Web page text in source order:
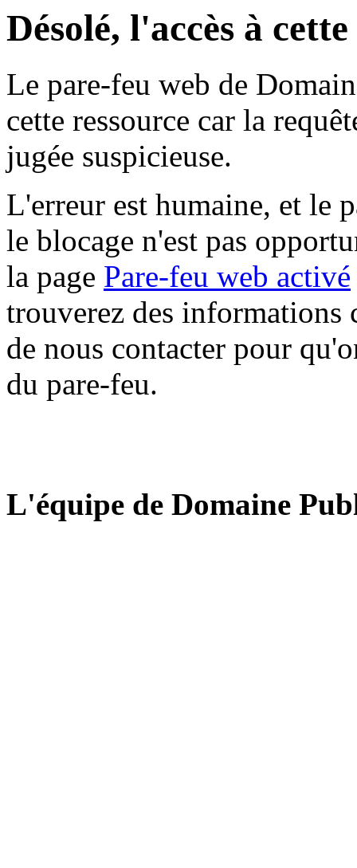
Désolé, l'accès à
Le pare-feu web de
cette ressource car la
jugée suspicieuse.
L'erreur est humaine, et le
le blocage n'est pas
la page Pare-feu web activé
trouverez des informations
de nous contacter pour
du pare-feu.
L'équipe de Domaine